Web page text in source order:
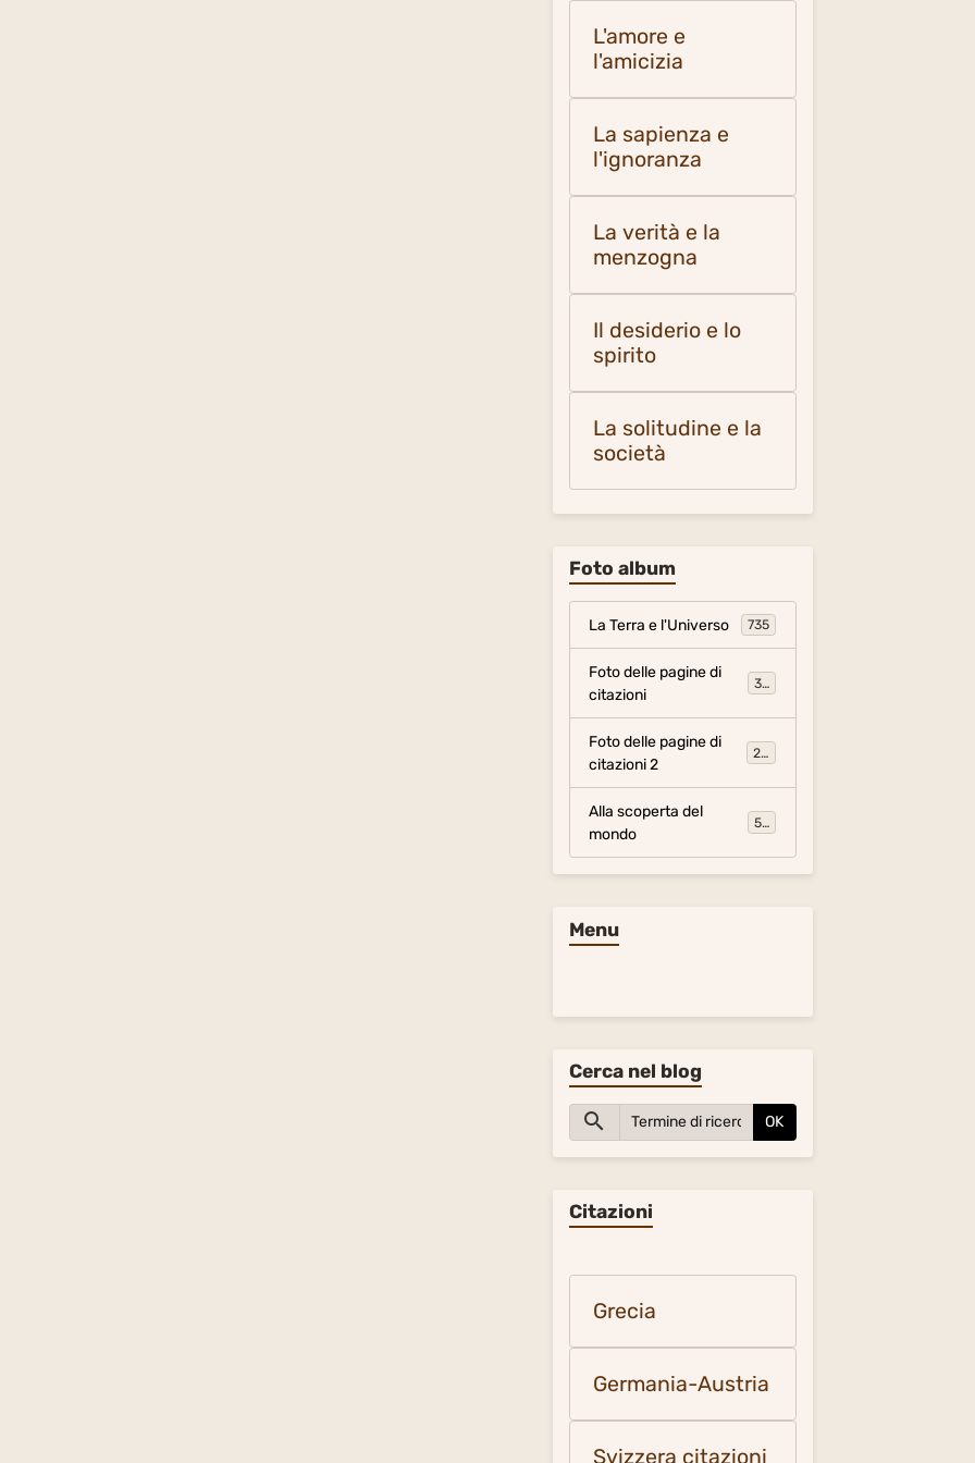
L'amore e
l'amicizia
La sapienza e
l'ignoranza
La verità e la
menzogna
Il desiderio e lo
spirito
La solitudine e la
società
Foto album
La Terra e l'Universo 735
Foto delle pagine di
citazioni
317
Foto delle pagine di
citazioni 2
281
Alla scoperta del
mondo
54
Menu
Cerca nel blog
OK
Citazioni
Grecia
Germania-Austria
Svizzera citazioni